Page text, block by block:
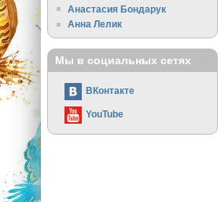
Анастасия Бондарук
Анна Лелик
Мы в социальных сетях
ВКонтакте
YouTube